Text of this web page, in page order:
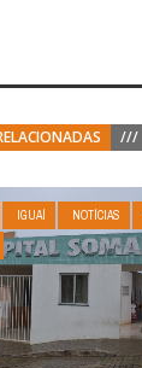
///
IGUAÍ NOTÍCIAS